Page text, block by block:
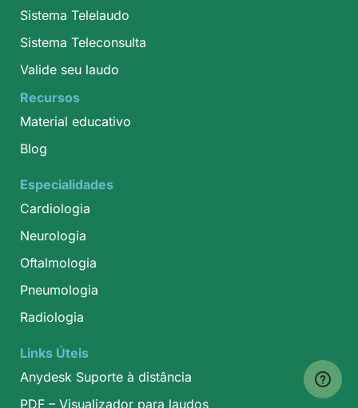
Sistema Telelaudo
Sistema Teleconsulta
Valide seu laudo
Recursos
Material educativo
Blog
Especialidades
Cardiologia
Neurologia
Oftalmologia
Pneumologia
Radiologia
Links Úteis
Anydesk Suporte à distância
PDF – Visualizador para laudos